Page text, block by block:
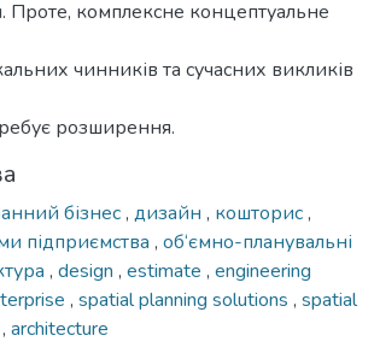
Проте, комплексне концептуальне
чинників та сучасних викликів
розширення.
бізнес, дизайн , кошторис,
підприємства , об‘ємно-планувальні
, design , estimate , engineering
, spatial planning solutions , spatial
, architecture